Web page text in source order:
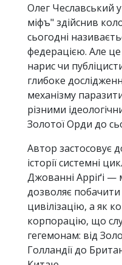
Олег Чеславський у
міфъ" здійснив
сьогодні
федерацією. Але
нарис чи
глибоке
механізму
різними
Золотої Орди до
Автор застосовує
історії системні
Джованні Арріґі —
дозволяє
цивілізацію, а як
корпорацію, що
гегемонам: від
Голландії до